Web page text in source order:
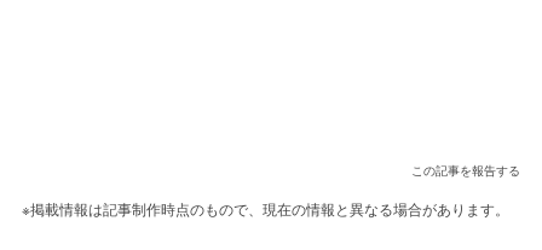
この記事を報告する
※掲載情報は記事制作時点のもので、現在の情報と異なる場合があります。